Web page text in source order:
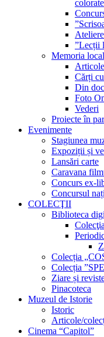
”Lecții
Memoria
Cărți
Din
Foto
Vederi
Proiecte în
Evenimente
Stagiunea
Expoziții și
Lansări carte
Caravana
Concurs ex-
Concursul
COLECŢII
Biblioteca
Colecția
Colecția
Ziare și
Pinacoteca
Muzeul de Istorie
Istoric
Articole/
Cinema “Capitol”